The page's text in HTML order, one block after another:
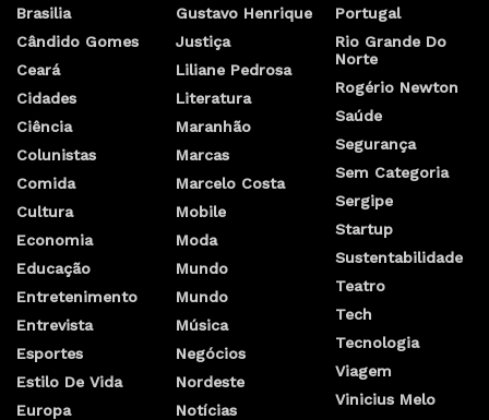
Brasilia
Cândido Gomes
Ceará
Cidades
Ciência
Colunistas
Comida
Cultura
Economia
Educação
Entretenimento
Entrevista
Esportes
Estilo De Vida
Europa
Gustavo Henrique
Justiça
Liliane Pedrosa
Literatura
Maranhão
Marcas
Marcelo Costa
Mobile
Moda
Mundo
Mundo
Música
Negócios
Nordeste
Notícias
Portugal
Rio Grande Do
Norte
Rogério Newton
Saúde
Segurança
Sem Categoria
Sergipe
Startup
Sustentabilidade
Teatro
Tech
Tecnologia
Viagem
Vinicius Melo